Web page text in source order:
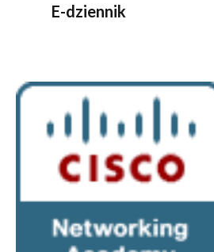
E-dziennik